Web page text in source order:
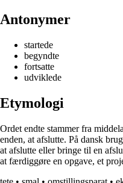
Antonymer
startede
begyndte
fortsatte
udviklede
Etymologi
Ordet endte stammer fra
enden, at afslutte. På dansk
at afslutte eller bringe til en
at færdiggøre en opgave, et